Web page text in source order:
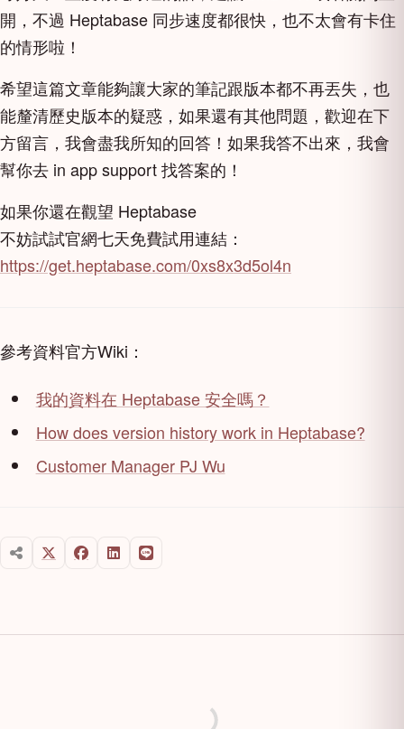
開，不過 Heptabase 同步速度都很快，也不太會有卡住
的情形啦！
希望這篇文章能夠讓大家的筆記跟版本都不再丟失，也
能釐清歷史版本的疑惑，如果還有其他問題，歡迎在下
方留言，我會盡我所知的回答！如果我答不出來，我會
幫你去 in app support 找答案的！
如果你還在觀望 Heptabase
不妨試試官網七天免費試用連結：
https://get.heptabase.com/0xs8x3d5ol4n
參考資料官方Wiki：
我的資料在 Heptabase 安全嗎？
How does version history work in Heptabase?
Customer Manager PJ Wu